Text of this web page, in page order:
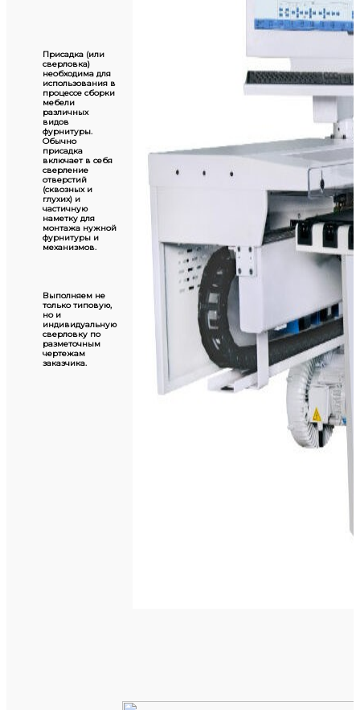
Присадка (или
сверловка)
необходима для
использования в
процессе сборки
мебели
различных
видов
фурнитуры.
Обычно
присадка
включает в себя
сверление
отверстий
(сквозных и
глухих) и
частичную
наметку для
монтажа нужной
фурнитуры и
механизмов.
Выполняем не
только типовую,
но и
индивидуальную
сверловку по
разметочным
чертежам
заказчика.